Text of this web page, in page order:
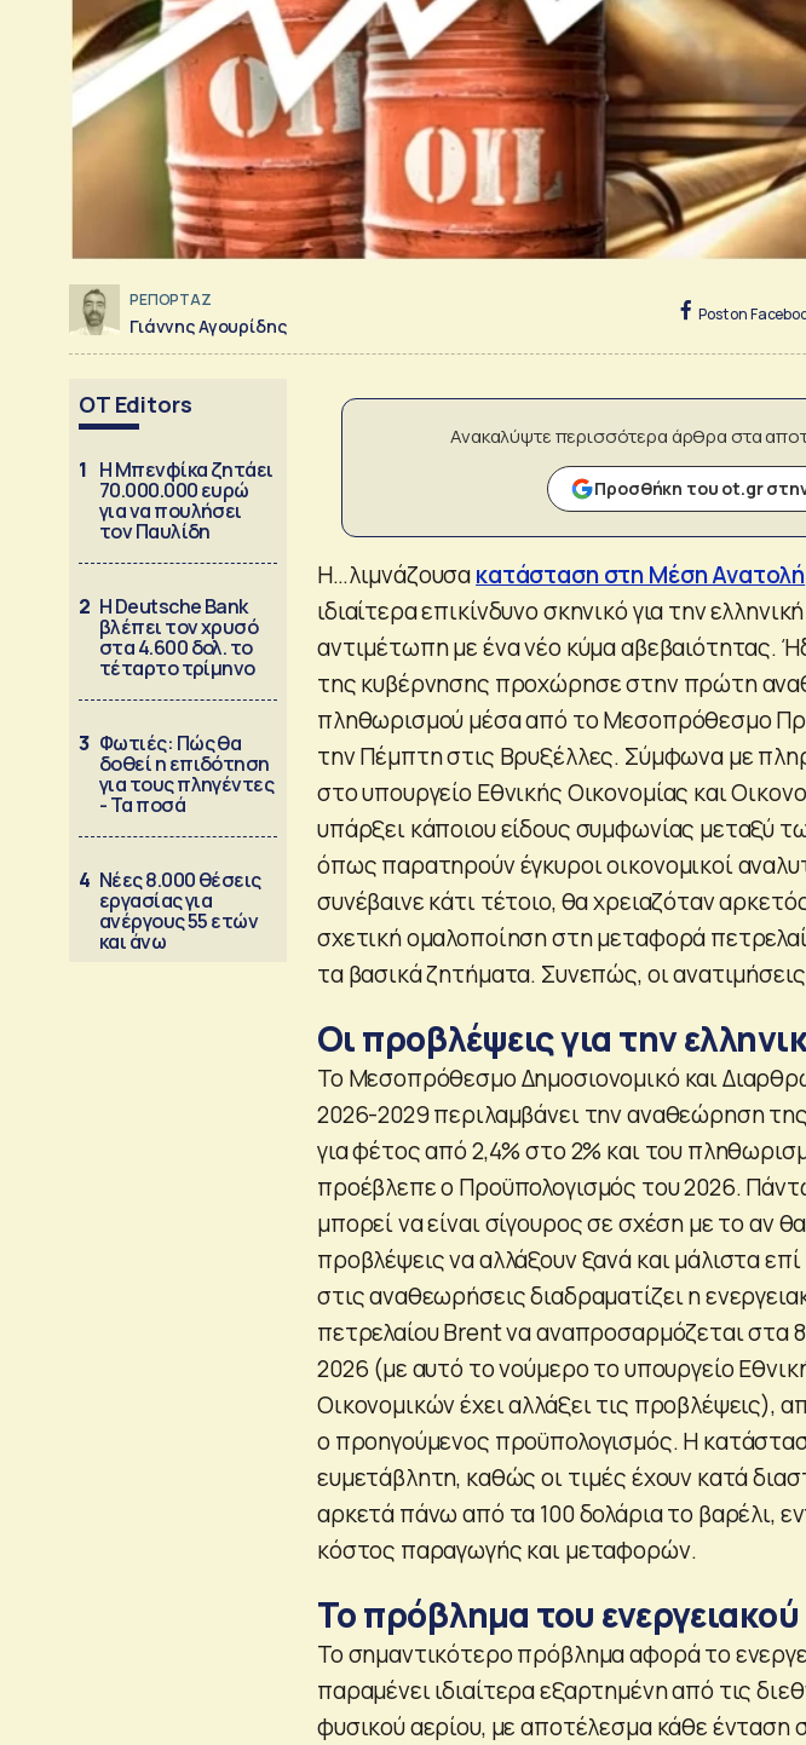
ΡΕΠΟΡΤΑΖ
Γιάννης Αγουρίδης
Post on
OT Editors
1 Η Μπενφίκα ζητάει
70.000.000 ευρώ
για να πουλήσει
τον Παυλίδη
2 Η Deutsche Bank
βλέπει τον χρυσό
στα 4.600 δολ. το
τέταρτο τρίμηνο
3 Φωτιές: Πώς θα
δοθεί η επιδότηση
για τους πληγέντες
- Τα ποσά
4 Νέες 8.000 θέσεις
εργασίας για
ανέργους 55 ετών
και άνω
Ανακαλύψτε περισσότερα άρθρα στα
Προσθήκη του ot.gr
Η…λιμνάζουσακατάσταση στη Μέση Ανατολή
ιδιαίτερα επικίνδυνο σκηνικό για την
αντιμέτωπη με ένα νέο κύμα αβεβαιότητας.
της κυβέρνησης προχώρησε στην πρώτη
πληθωρισμού μέσα από το Μεσοπρόθεσμο
την Πέμπτη στις Βρυξέλλες. Σύμφωνα με
στο υπουργείο Εθνικής Οικονομίας και
υπάρξει κάποιου είδους συμφωνίας μεταξύ
όπως παρατηρούν έγκυροι οικονομικοί
συνέβαινε κάτι τέτοιο, θα χρειαζόταν
σχετική ομαλοποίηση στη μεταφορά
τα βασικά ζητήματα. Συνεπώς, οι
Οι προβλέψεις για την
Το Μεσοπρόθεσμο Δημοσιονομικό και
2026-2029 περιλαμβάνει την αναθεώρηση
για φέτος από 2,4% στο 2% και του
προέβλεπε ο Προϋπολογισμός του 2026.
μπορεί να είναι σίγουρος σε σχέση με το αν
προβλέψεις να αλλάξουν ξανά και μάλιστα
στις αναθεωρήσεις διαδραματίζει η
πετρελαίου Brent να αναπροσαρμόζεται στα
2026 (με αυτό το νούμερο το υπουργείο
Οικονομικών έχει αλλάξει τις προβλέψεις),
ο προηγούμενος προϋπολογισμός. Η
ευμετάβλητη, καθώς οι τιμές έχουν κατά
αρκετά πάνω από τα 100 δολάρια το βαρέλι,
κόστος παραγωγής και μεταφορών.
Το πρόβλημα του
Το σημαντικότερο πρόβλημα αφορά το
παραμένει ιδιαίτερα εξαρτημένη από τις
φυσικού αερίου, με αποτέλεσμα κάθε ένταση